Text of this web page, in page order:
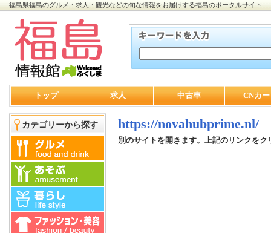
福島県福島のグルメ・求人・観光などの旬な情報をお届けする福島のポータルサイト
トップ 求人 中古車 CNカ
カテゴリーから探す https://novahubprime.nl/
別のサイトを開きます。上記のリンクをク